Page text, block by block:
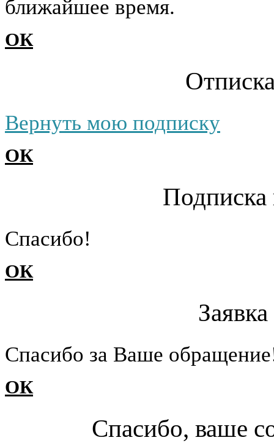
ближайшее время.
ОК
Вернуть мою подписку
ОК
Подписка
Cпасибо!
ОК
Cпасибо за Ваше
ОК
Спасибо, ваше